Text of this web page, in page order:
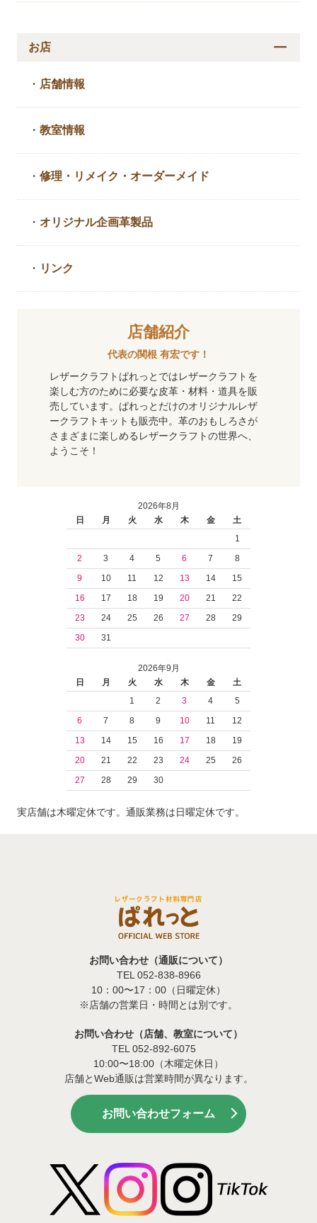
お店
・ 店舗情報
・教室情報
・修理・リメイク・ オーダーメイド
・ オリジナル企画革製品
・ リンク
店舗紹介
代表の関根 有宏です！
レザークラフトぱれっとではレザークラフトを
楽しむ方のために必要な皮革・材料・道具を販
売しています。ぱれっとだけのオリジナルレザ
ークラフトキットも販売中。革のおもしろさが
さまざまに楽しめるレザークラフトの世界へ、
ようこそ！
2026年8月
日
月 火 水 木 金
土
1
2
3 4 5 6 7
8
9
10 11 12 13 14
15
16
17 18 19 20 21
22
23
24 25 26 27 28
29
30
31
2026年9月
日
月 火 水 木 金
土
1
2 3 4
5
6
7 8 9 10 11
12
13
14 15 16 17 18
19
20
21 22 23 24 25
26
27
28 29 30
実店舗は木曜定休です。通販業務は日曜定休です。
お問い合わせ（通販について）
TEL 052-838-8966
10：00〜17：00（日曜定休）
※店舗の営業日・時間とは別です。
お問い合わせ（店舗、教室について）
TEL 052-892-6075
10:00〜18:00（木曜定休日）
店舗とWeb通販は営業時間が異なります。
お問い合わせフォーム